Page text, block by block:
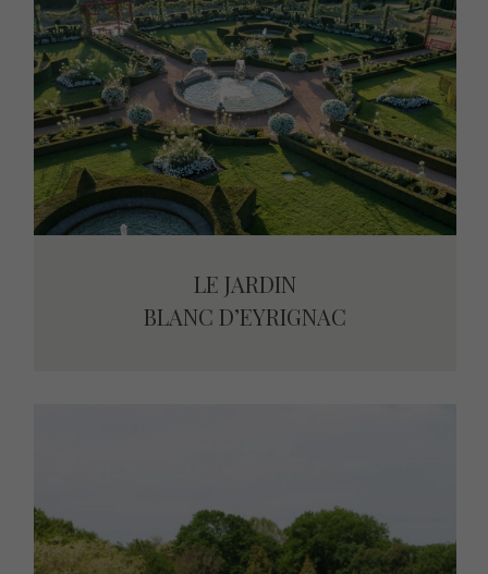
LE JARDIN
BLANC D’EYRIGNAC
LE JARDIN
BLANC D’EYRIGNAC